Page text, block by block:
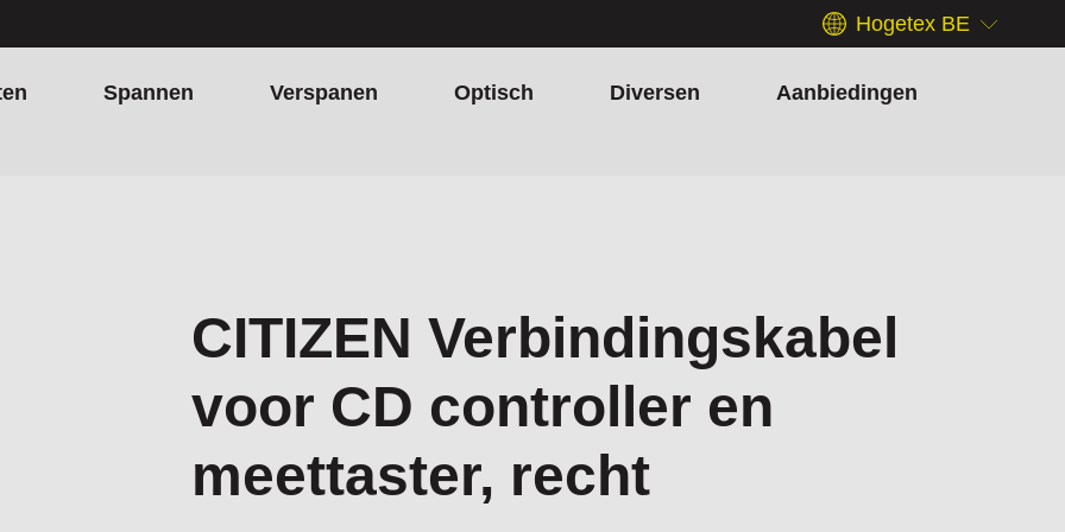
Hogetex BE
Spannen Verspanen Optisch Diversen Aanbiedingen
recht
CITIZEN Verbindingskabel
voor CD controller en
meettaster, recht